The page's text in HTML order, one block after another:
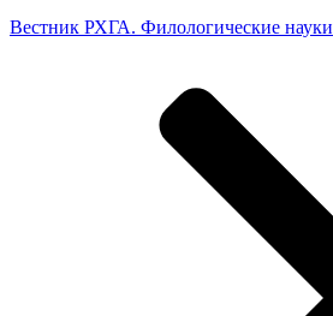
Вестник РХГА. Филологические науки